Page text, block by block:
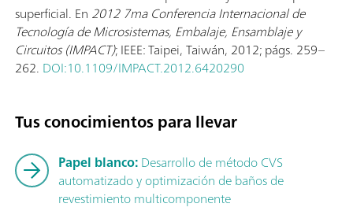
superficial. En 2012 7ma Conferencia Internacional de
Tecnología de Microsistemas, Embalaje, Ensamblaje y
Circuitos (IMPACT); IEEE: Taipei, Taiwán, 2012; págs. 259–
262. DOI:10.1109/IMPACT.2012.6420290
Tus conocimientos para llevar
Papel blanco:Desarrollo de método CVS
automatizado y optimización de baños de
revestimiento multicomponente